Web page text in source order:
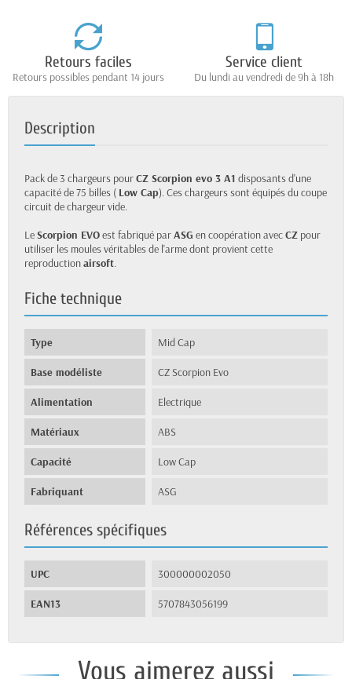
Retours faciles
Retours possibles pendant 14 jours
Service client
Du lundi au vendredi de 9h à 18h
Description
Pack de 3 chargeurs pourCZ Scorpion evo 3 A1 disposants d'une
capacité de 75 billes ( Low Cap). Ces chargeurs sont équipés du coupe
circuit de chargeur vide.
LeScorpion EVOest fabriqué parASG en coopération avecCZ pour
utiliser les moules véritables de l'arme dont provient cette
reproductionairsoft.
Fiche technique
Type Mid Cap
Base modéliste CZ Scorpion Evo
Alimentation Electrique
Matériaux ABS
Capacité Low Cap
Fabriquant ASG
Références spécifiques
UPC 300000002050
EAN13 5707843056199
Vous aimerez aussi